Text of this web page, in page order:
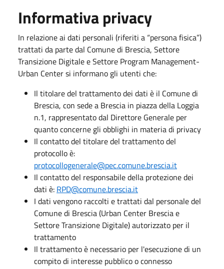
Informativa privacy
In relazione ai dati personali (riferiti a “persona fisica”)
trattati da parte dal Comune di Brescia, Settore
Transizione Digitale e Settore Program Management-
Urban Center si informano gli utenti che:
Il titolare del trattamento dei dati è il Comune di
Brescia, con sede a Brescia in piazza della Loggia
n.1, rappresentato dal Direttore Generale per
quanto concerne gli obblighi in materia di privacy
Il contatto del titolare del trattamento del
protocollo è:
protocollogenerale@pec.comune.brescia.it
Il contatto del responsabile della protezione dei
dati è: RPD@comune.brescia.it
I dati vengono raccolti e trattati dal personale del
Comune di Brescia (Urban Center Brescia e
Settore Transizione Digitale) autorizzato per il
trattamento
Il trattamento è necessario per l'esecuzione di un
compito di interesse pubblico o connesso